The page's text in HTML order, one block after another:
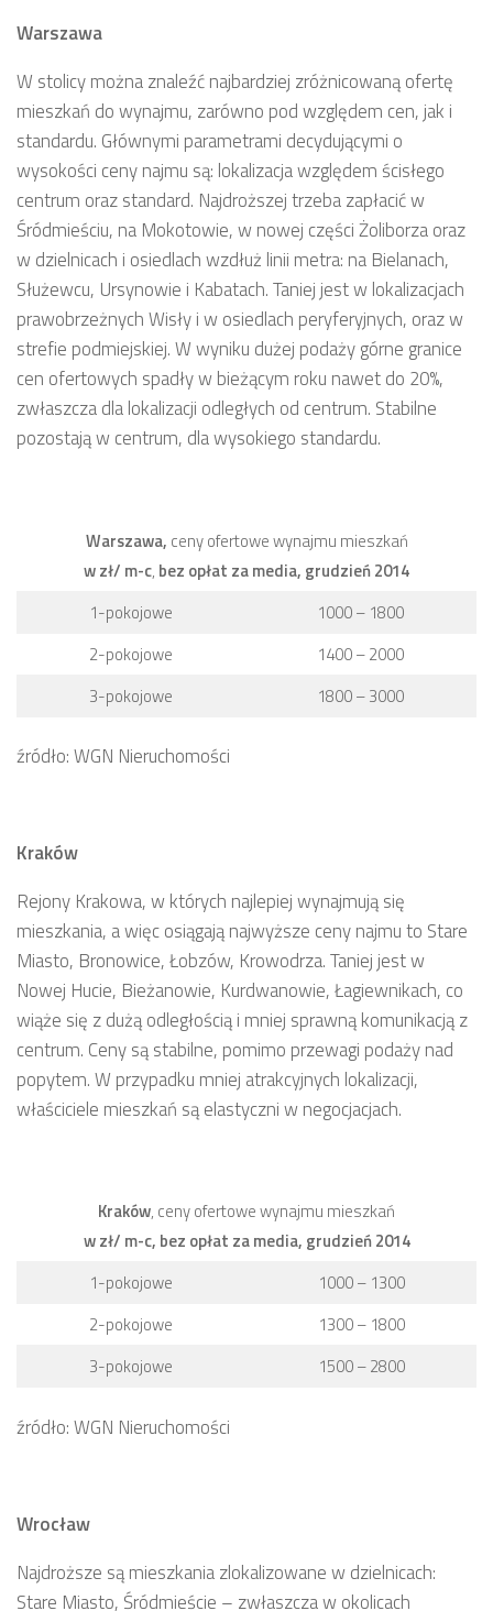
Warszawa
W stolicy można znaleźć najbardziej zróżnicowaną ofertę
mieszkań do wynajmu, zarówno pod względem cen, jak i
standardu. Głównymi parametrami decydującymi o
wysokości ceny najmu są: lokalizacja względem ścisłego
centrum oraz standard. Najdroższej trzeba zapłacić w
Śródmieściu, na Mokotowie, w nowej części Żoliborza oraz
w dzielnicach i osiedlach wzdłuż linii metra: na Bielanach,
Służewcu, Ursynowie i Kabatach. Taniej jest w lokalizacjach
prawobrzeżnych Wisły i w osiedlach peryferyjnych, oraz w
strefie podmiejskiej. W wyniku dużej podaży górne granice
cen ofertowych spadły w bieżącym roku nawet do 20%,
zwłaszcza dla lokalizacji odległych od centrum. Stabilne
pozostają w centrum, dla wysokiego standardu.
Warszawa, ceny ofertowe wynajmu mieszkań
w zł/ m-c, bez opłat za media, grudzień 2014
1-pokojowe
1000 – 1800
2-pokojowe
1400 – 2000
3-pokojowe
1800 – 3000
źródło: WGN Nieruchomości
Kraków
Rejony Krakowa, w których najlepiej wynajmują się
mieszkania, a więc osiągają najwyższe ceny najmu to Stare
Miasto, Bronowice, Łobzów, Krowodrza. Taniej jest w
Nowej Hucie, Bieżanowie, Kurdwanowie, Łagiewnikach, co
wiąże się z dużą odległością i mniej sprawną komunikacją z
centrum. Ceny są stabilne, pomimo przewagi podaży nad
popytem. W przypadku mniej atrakcyjnych lokalizacji,
właściciele mieszkań są elastyczni w negocjacjach.
Kraków, ceny ofertowe wynajmu mieszkań
w zł/ m-c, bez opłat za media, grudzień 2014
1-pokojowe
1000 – 1300
2-pokojowe
1300 – 1800
3-pokojowe
1500 – 2800
źródło: WGN Nieruchomości
Wrocław
Najdroższe są mieszkania zlokalizowane w dzielnicach:
Stare Miasto, Śródmieście – zwłaszcza w okolicach